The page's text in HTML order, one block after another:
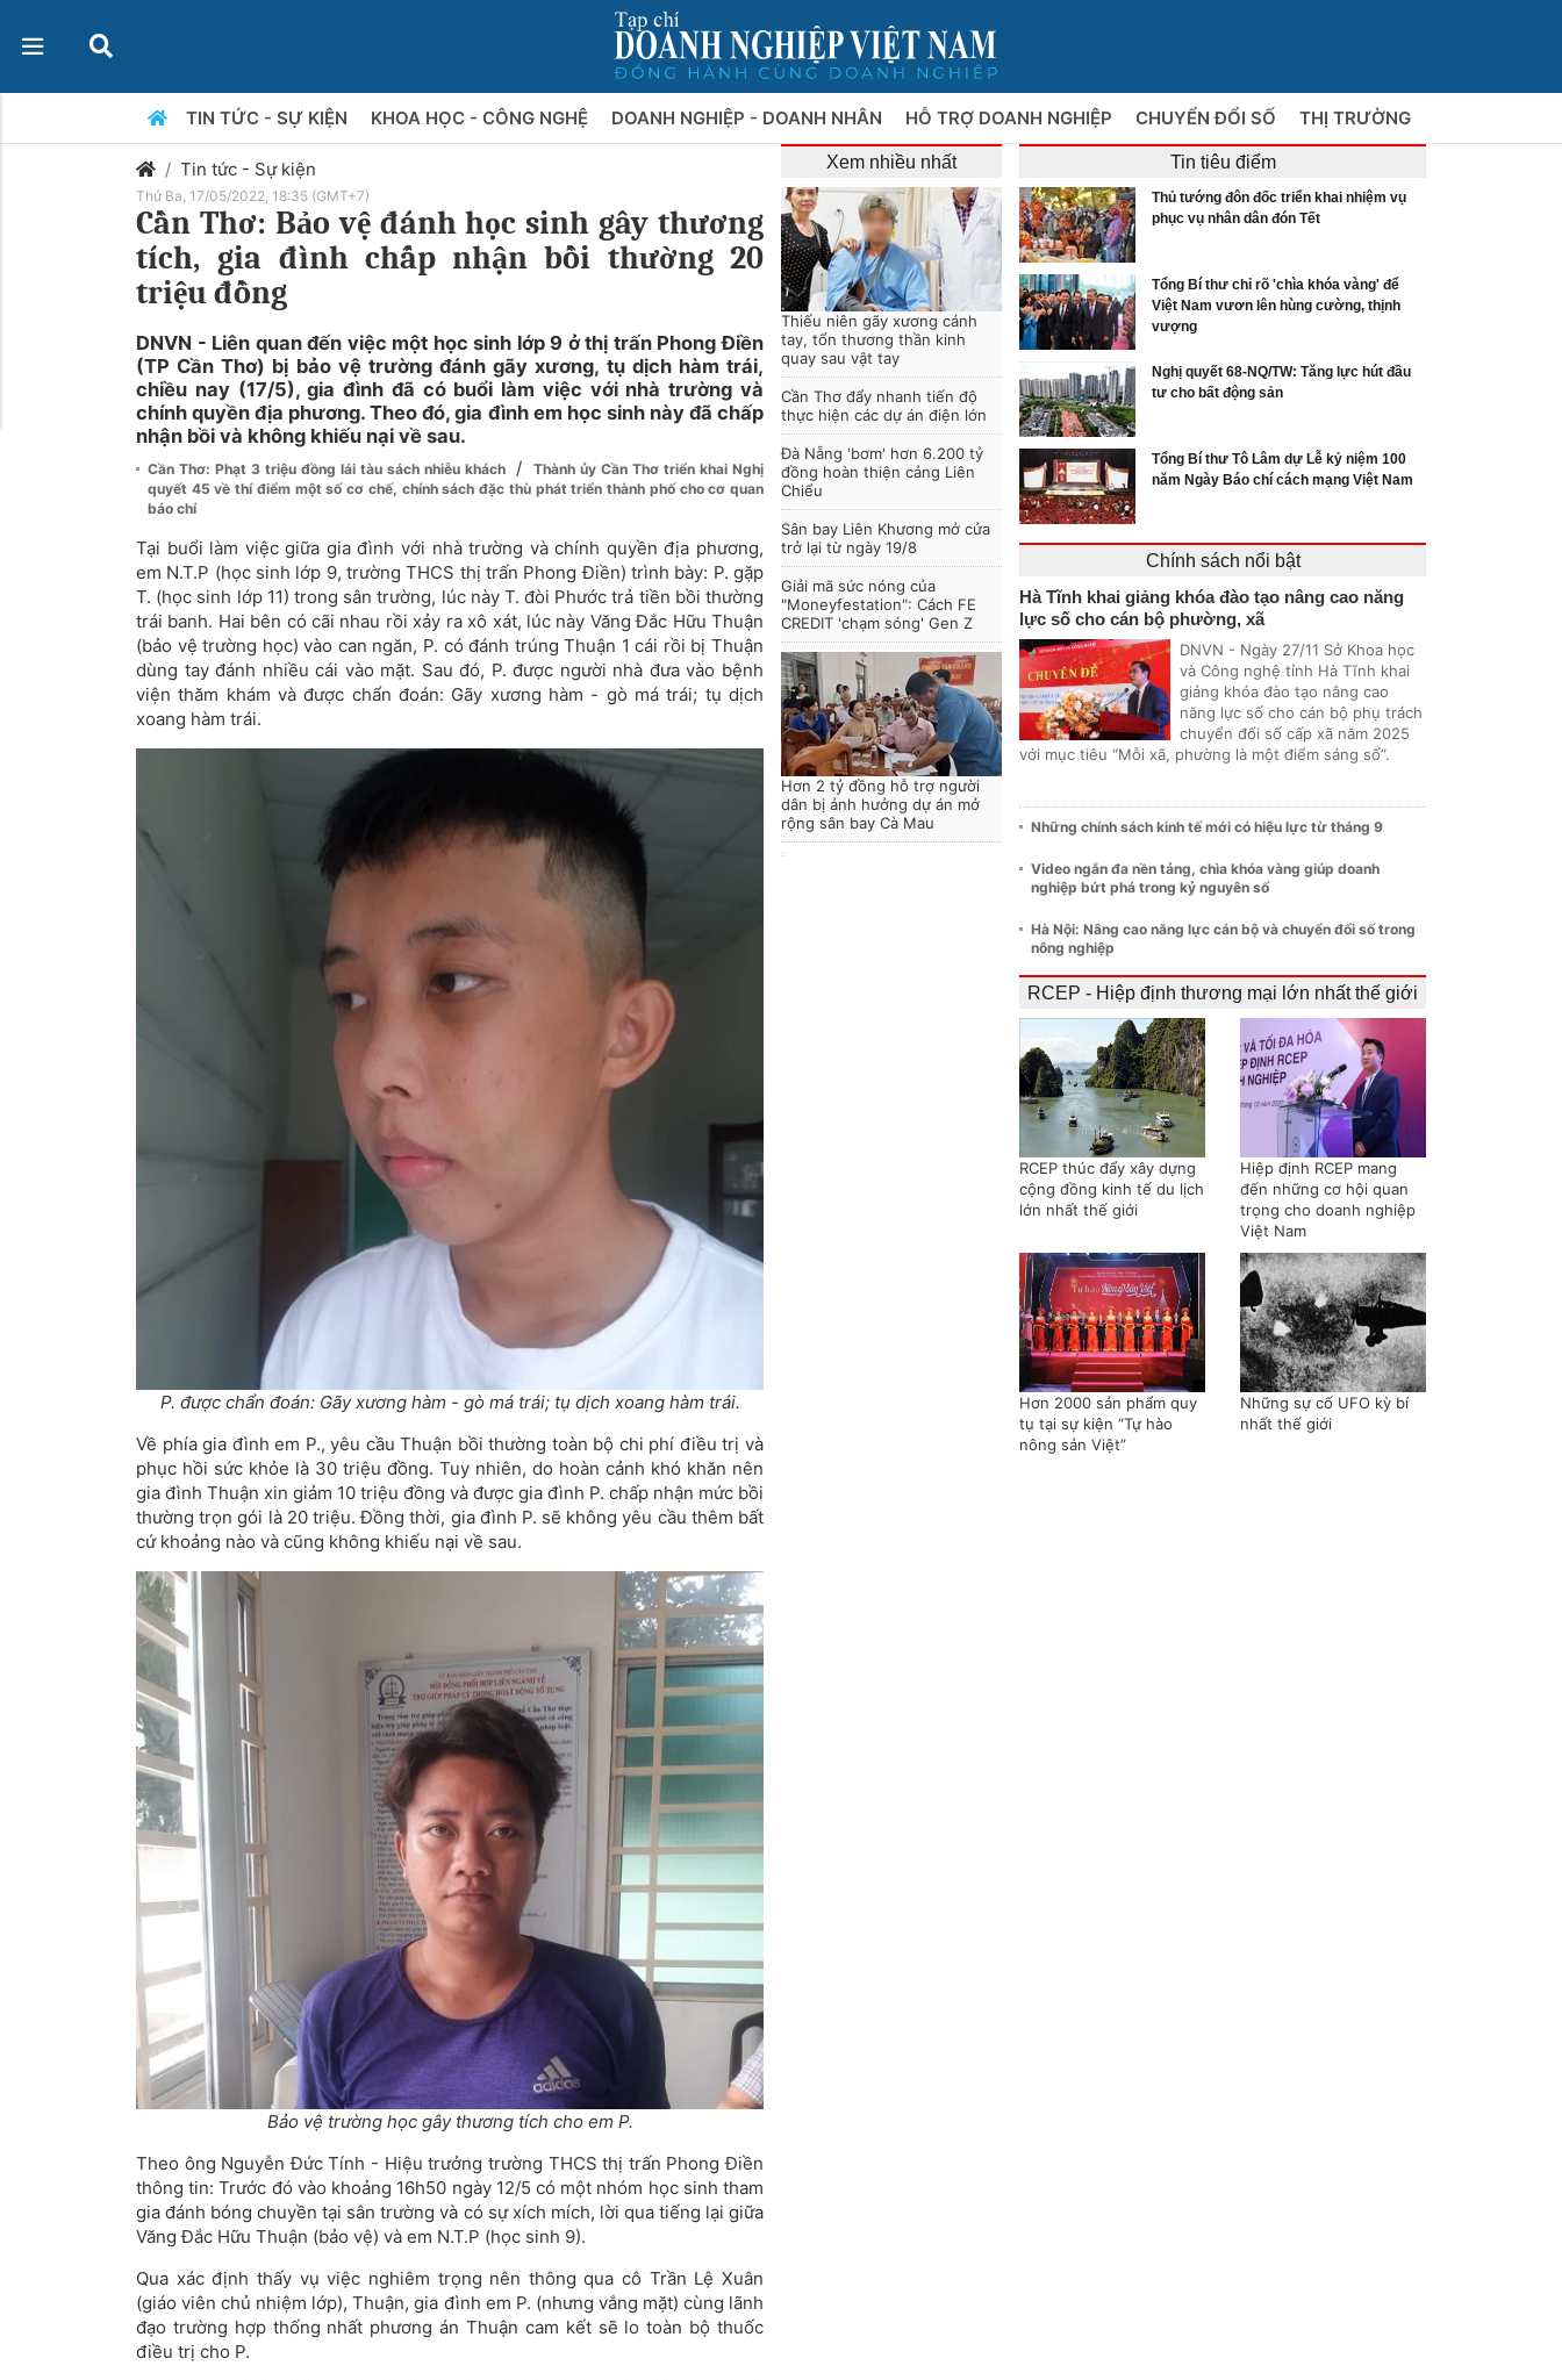
TIN TỨC - SỰ KIỆN KHOA HỌC - CÔNG NGHỆ DOANH NGHIỆP - DOANH NHÂN HỖ TRỢ DOANH NGHIỆP CHUYỂN ĐỔI SỐ THỊ TRƯỜNG
Tin tức - Sự kiện
Thứ Ba, 17/05/2022, 18:35 (GMT+7)
Cần Thơ: Bảo vệ đánh học sinh gây thương
tích, gia đình chấp nhận bồi thường 20
triệu đồng
DNVN - Liên quan đến việc một học sinh lớp 9 ở thị trấn Phong Điền
(TP Cần Thơ) bị bảo vệ trường đánh gãy xương, tụ dịch hàm trái,
chiều nay (17/5), gia đình đã có buổi làm việc với nhà trường và
chính quyền địa phương. Theo đó, gia đình em học sinh này đã chấp
nhận bồi và không khiếu nại về sau.
Cần Thơ: Phạt 3 triệu đồng lái tàu sách nhiễu khách /
Thành ủy Cần Thơ triển khai Nghị
quyết 45 về thí điểm một số cơ chế, chính sách đặc thù phát triển thành phố cho cơ quan
báo chí
Tại buổi làm việc giữa gia đình với nhà trường và chính quyền địa phương,
em N.T.P (học sinh lớp 9, trường THCS thị trấn Phong Điền) trình bày: P. gặp
T. (học sinh lớp 11) trong sân trường, lúc này T. đòi Phước trả tiền bồi thường
trái banh. Hai bên có cãi nhau rồi xảy ra xô xát, lúc này Văng Đắc Hữu Thuận
(bảo vệ trường học) vào can ngăn, P. có đánh trúng Thuận 1 cái rồi bị Thuận
dùng tay đánh nhiều cái vào mặt. Sau đó, P. được người nhà đưa vào bệnh
viện thăm khám và được chẩn đoán: Gãy xương hàm - gò má trái; tụ dịch
xoang hàm trái.
P. được chẩn đoán: Gãy xương hàm - gò má trái; tụ dịch xoang hàm trái.
Về phía gia đình em P., yêu cầu Thuận bồi thường toàn bộ chi phí điều trị và
phục hồi sức khỏe là 30 triệu đồng. Tuy nhiên, do hoàn cảnh khó khăn nên
gia đình Thuận xin giảm 10 triệu đồng và được gia đình P. chấp nhận mức bồi
thường trọn gói là 20 triệu. Đồng thời, gia đình P. sẽ không yêu cầu thêm bất
cứ khoảng nào và cũng không khiếu nại về sau.
Bảo vệ trường học gây thương tích cho em P.
Theo ông Nguyễn Đức Tính - Hiệu trưởng trường THCS thị trấn Phong Điền
thông tin: Trước đó vào khoảng 16h50 ngày 12/5 có một nhóm học sinh tham
gia đánh bóng chuyền tại sân trường và có sự xích mích, lời qua tiếng lại giữa
Văng Đắc Hữu Thuận (bảo vệ) và em N.T.P (học sinh 9).
Qua xác định thấy vụ việc nghiêm trọng nên thông qua cô Trần Lệ Xuân
(giáo viên chủ nhiệm lớp), Thuận, gia đình em P. (nhưng vắng mặt) cùng lãnh
đạo trường hợp thống nhất phương án Thuận cam kết sẽ lo toàn bộ thuốc
điều trị cho P.
Xem nhiều nhất
Thiếu niên gãy xương cánh
tay, tổn thương thần kinh
quay sau vật tay
Cần Thơ đẩy nhanh tiến độ
thực hiện các dự án điện lớn
Đà Nẵng 'bơm' hơn 6.200 tỷ
đồng hoàn thiện cảng Liên
Chiểu
Sân bay Liên Khương mở cửa
trở lại từ ngày 19/8
Giải mã sức nóng của
"Moneyfestation": Cách FE
CREDIT 'chạm sóng' Gen Z
Hơn 2 tỷ đồng hỗ trợ người
dân bị ảnh hưởng dự án mở
rộng sân bay Cà Mau
Tin tiêu điểm
Thủ tướng đôn đốc triển khai nhiệm vụ
phục vụ nhân dân đón Tết
Tổng Bí thư chỉ rõ 'chìa khóa vàng' để
Việt Nam vươn lên hùng cường, thịnh
vượng
Nghị quyết 68-NQ/TW: Tăng lực hút đầu
tư cho bất động sản
Tổng Bí thư Tô Lâm dự Lễ kỷ niệm 100
năm Ngày Báo chí cách mạng Việt Nam
Chính sách nổi bật
Hà Tĩnh khai giảng khóa đào tạo nâng cao năng
lực số cho cán bộ phường, xã
DNVN - Ngày 27/11 Sở Khoa học
và Công nghệ tỉnh Hà Tĩnh khai
giảng khóa đào tạo nâng cao
năng lực số cho cán bộ phụ trách
chuyển đổi số cấp xã năm 2025
với mục tiêu “Mỗi xã, phường là một điểm sáng số”.
Những chính sách kinh tế mới có hiệu lực từ tháng 9
Video ngắn đa nền tảng, chìa khóa vàng giúp doanh
nghiệp bứt phá trong kỷ nguyên số
Hà Nội: Nâng cao năng lực cán bộ và chuyển đổi số trong
nông nghiệp
RCEP - Hiệp định thương mại lớn nhất thế giới
RCEP thúc đẩy xây dựng
cộng đồng kinh tế du lịch
lớn nhất thế giới
Hiệp định RCEP mang
đến những cơ hội quan
trọng cho doanh nghiệp
Việt Nam
Hơn 2000 sản phẩm quy
tụ tại sự kiện “Tự hào
nông sản Việt”
Những sự cố UFO kỳ bí
nhất thế giới